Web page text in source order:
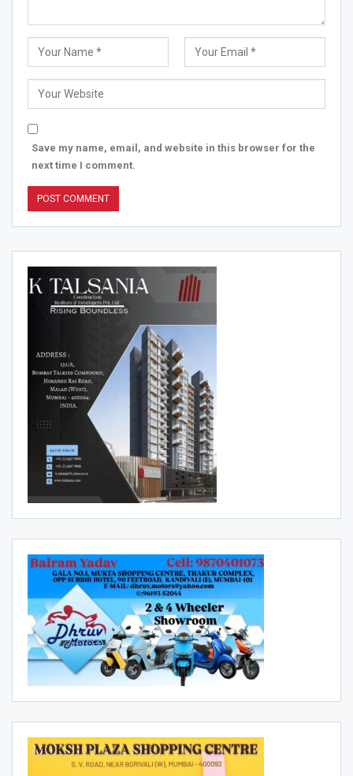
Save my name, email, and website in this browser for the
next time I comment.